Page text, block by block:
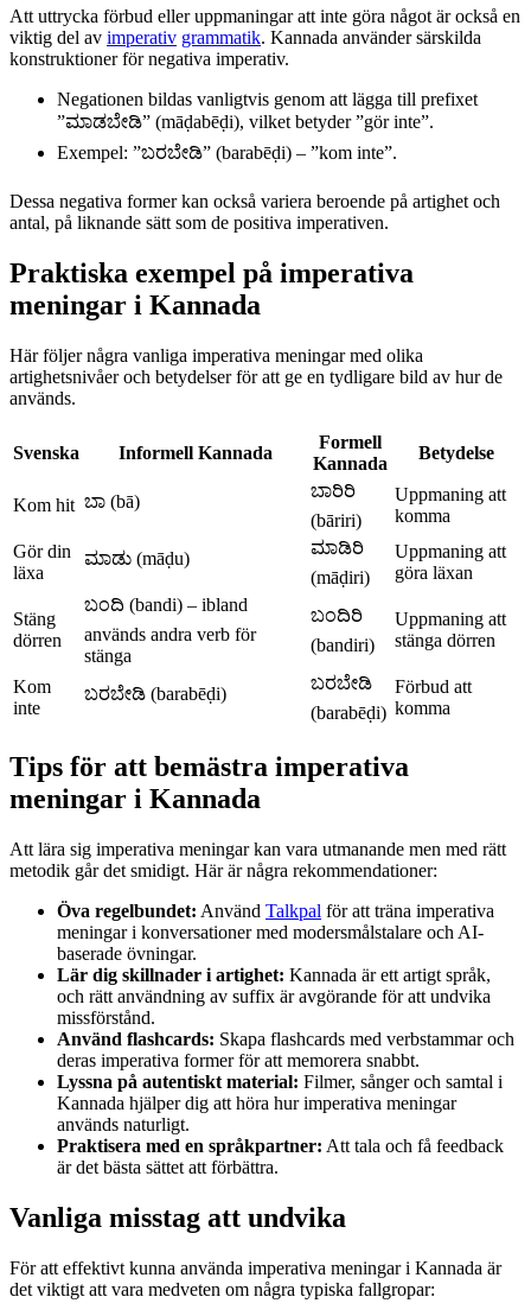
Att uttrycka förbud eller uppmaningar att inte göra något är också en
viktig del av imperativ grammatik. Kannada använder särskilda
konstruktioner för negativa imperativ.
Negationen bildas vanligtvis genom att lägga till prefixet
”ಮಾಡಬೇಡಿ” (māḍabēḍi), vilket betyder ”gör inte”.
Exempel: ”ಬರಬೇಡಿ” (barabēḍi) – ”kom inte”.
Dessa negativa former kan också variera beroende på artighet och
antal, på liknande sätt som de positiva imperativen.
Praktiska exempel på imperativa
meningar i Kannada
Här följer några vanliga imperativa meningar med olika
artighetsnivåer och betydelser för att ge en tydligare bild av hur de
används.
Svenska Informell Kannada
Formell
Kannada
Betydelse
Kom hit ಬಾ (bā)
ಬಾರಿರಿ
(bāriri)
Uppmaning att
komma
Gör din
läxa
ಮಾಡು (māḍu)
ಮಾಡಿರಿ
(māḍiri)
Uppmaning att
göra läxan
Stäng
dörren
ಬಂದಿ (bandi) – ibland
används andra verb för
stänga
ಬಂದಿರಿ
(bandiri)
Uppmaning att
stänga dörren
Kom
inte
ಬರಬೇಡಿ (barabēḍi)
ಬರಬೇಡಿ
(barabēḍi)
Förbud att
komma
Tips för att bemästra imperativa
meningar i Kannada
Att lära sig imperativa meningar kan vara utmanande men med rätt
metodik går det smidigt. Här är några rekommendationer:
Öva regelbundet: Använd Talkpal för att träna imperativa
meningar i konversationer med modersmålstalare och AI-
baserade övningar.
Lär dig skillnader i artighet: Kannada är ett artigt språk,
och rätt användning av suffix är avgörande för att undvika
missförstånd.
Använd flashcards: Skapa flashcards med verbstammar och
deras imperativa former för att memorera snabbt.
Lyssna på autentiskt material: Filmer, sånger och samtal i
Kannada hjälper dig att höra hur imperativa meningar
används naturligt.
Praktisera med en språkpartner: Att tala och få feedback
är det bästa sättet att förbättra.
Vanliga misstag att undvika
För att effektivt kunna använda imperativa meningar i Kannada är
det viktigt att vara medveten om några typiska fallgropar: